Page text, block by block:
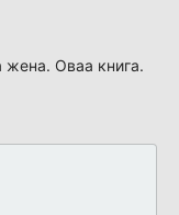
жена. Оваа книга.